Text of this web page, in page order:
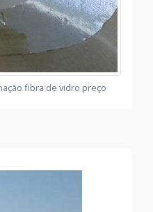
fibra de vidro preço